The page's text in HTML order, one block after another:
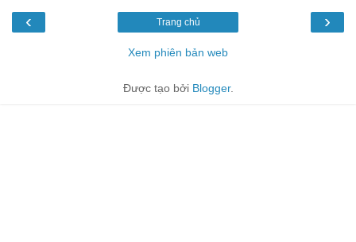
‹ ›
Trang chủ
Xem phiên bản web
Được tạo bởi Blogger.